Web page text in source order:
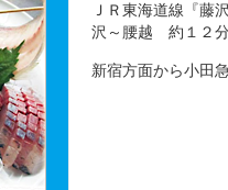
ＪＲ東海道線『藤
沢～腰越 約１２
新宿方面から小田